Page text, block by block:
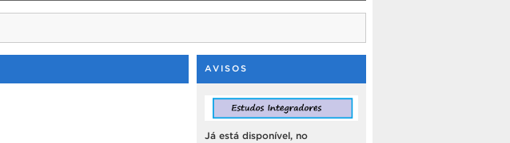
AVISOS
Já está disponível, no